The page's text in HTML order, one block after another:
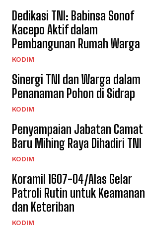
Dedikasi TNI: Babinsa Sonof
Kacepo Aktif dalam
Pembangunan Rumah Warga
KODIM
Sinergi TNI dan Warga dalam
Penanaman Pohon di Sidrap
KODIM
Penyampaian Jabatan Camat
Baru Mihing Raya Dihadiri TNI
KODIM
Koramil 1607-04/Alas Gelar
Patroli Rutin untuk Keamanan
dan Keteriban
KODIM